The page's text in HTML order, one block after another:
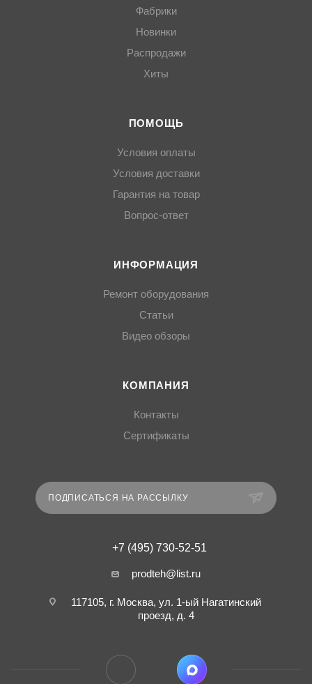
Фабрики
Новинки
Распродажи
Хиты
ПОМОЩЬ
Условия оплаты
Условия доставки
Гарантия на товар
Вопрос-ответ
ИНФОРМАЦИЯ
Ремонт оборудования
Статьи
Видео обзоры
КОМПАНИЯ
Контакты
Сертификаты
ПОДПИСАТЬСЯ НА РАССЫЛКУ
+7 (495) 730-52-51
prodteh@list.ru
117105, г. Москва, ул. 1-ый Нагатинский
проезд, д. 4